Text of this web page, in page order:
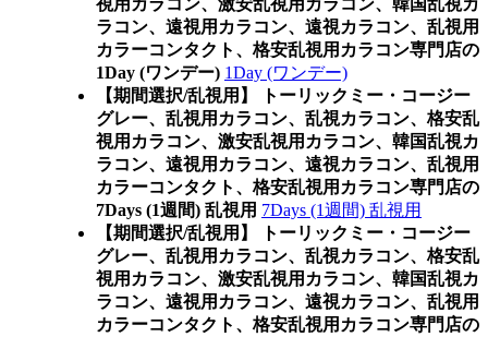
視用カラコン、激安乱視用カラコン、韓国乱視カ
ラコン、遠視用カラコン、遠視カラコン、乱視用
カラーコンタクト、格安乱視用カラコン専門店の
1Day (ワンデー) 1Day (ワンデー)
【期間選択/乱視用】 トーリックミー・コージー
グレー、乱視用カラコン、乱視カラコン、格安乱
視用カラコン、激安乱視用カラコン、韓国乱視カ
ラコン、遠視用カラコン、遠視カラコン、乱視用
カラーコンタクト、格安乱視用カラコン専門店の
7Days (1週間) 乱視用 7Days (1週間) 乱視用
【期間選択/乱視用】 トーリックミー・コージー
グレー、乱視用カラコン、乱視カラコン、格安乱
視用カラコン、激安乱視用カラコン、韓国乱視カ
ラコン、遠視用カラコン、遠視カラコン、乱視用
カラーコンタクト、格安乱視用カラコン専門店の